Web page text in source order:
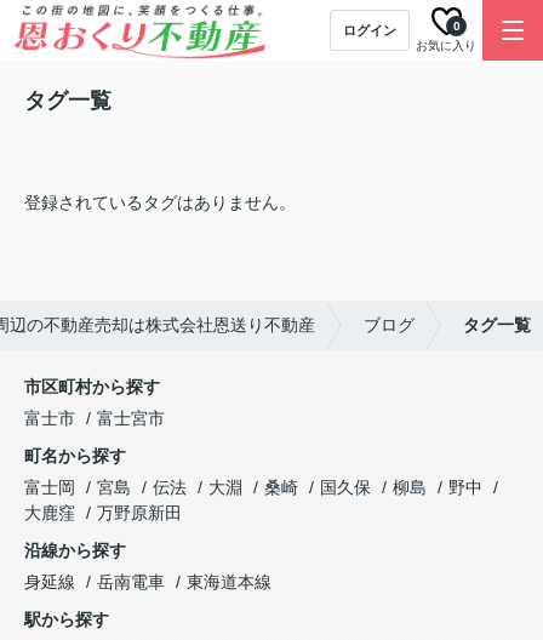
ログイン
お気に入り
0
タグ一覧
登録されているタグはありません。
辺の不動産売却は株式会社恩送り不動産 ブログ タグ一覧
市区町村から探す
富士市
富士宮市
町名から探す
富士岡
宮島 伝法 大淵 桑崎 国久保 柳島
野中
大鹿窪
万野原新田
沿線から探す
身延線
岳南電車
東海道本線
駅から探す